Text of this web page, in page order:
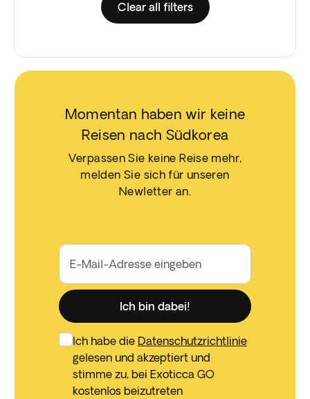
Clear all filters
Momentan haben wir keine
Reisen nach Südkorea
Verpassen Sie keine Reise mehr,
melden Sie sich für unseren
Newletter an.
E-Mail-Adresse eingeben
Ich bin dabei!
Ich habe die Datenschutzrichtlinie
gelesen und akzeptiert und
stimme zu, bei Exoticca GO
kostenlos beizutreten